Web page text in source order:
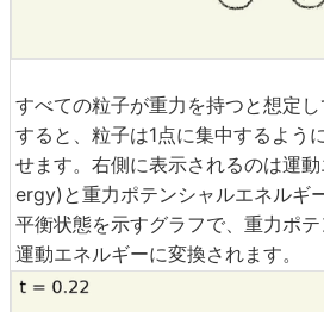
すべての粒子が重力を持つと想定
すると、粒子は1点に集中するように
せます。右側に表示されるのは運
ergy)と重力ポテンシャルエネル
平衡状態を示すグラフで、重力ポ
運動エネルギーに変換されます。